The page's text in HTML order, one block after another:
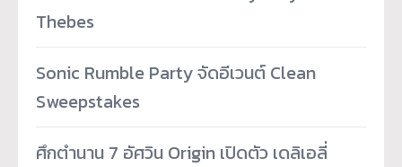
Thebes
Sonic Rumble Party จัดอีเวนต์ Clean
Sweepstakes
ศึกตำนาน 7 อัศวิน Origin เปิดตัว เดลิเอลี่